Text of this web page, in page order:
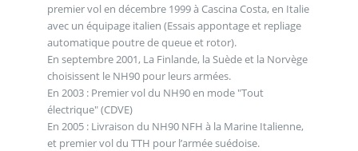
premier vol en décembre 1999 à Cascina Costa, en Italie
avec un équipage italien (Essais appontage et repliage
automatique poutre de queue et rotor).
En septembre 2001, La Finlande, la Suède et la Norvège
choisissent le NH90 pour leurs armées.
En 2003 : Premier vol du NH90 en mode "Tout
électrique" (CDVE)
En 2005 : Livraison du NH90 NFH à la Marine Italienne,
et premier vol du TTH pour l’armée suédoise.